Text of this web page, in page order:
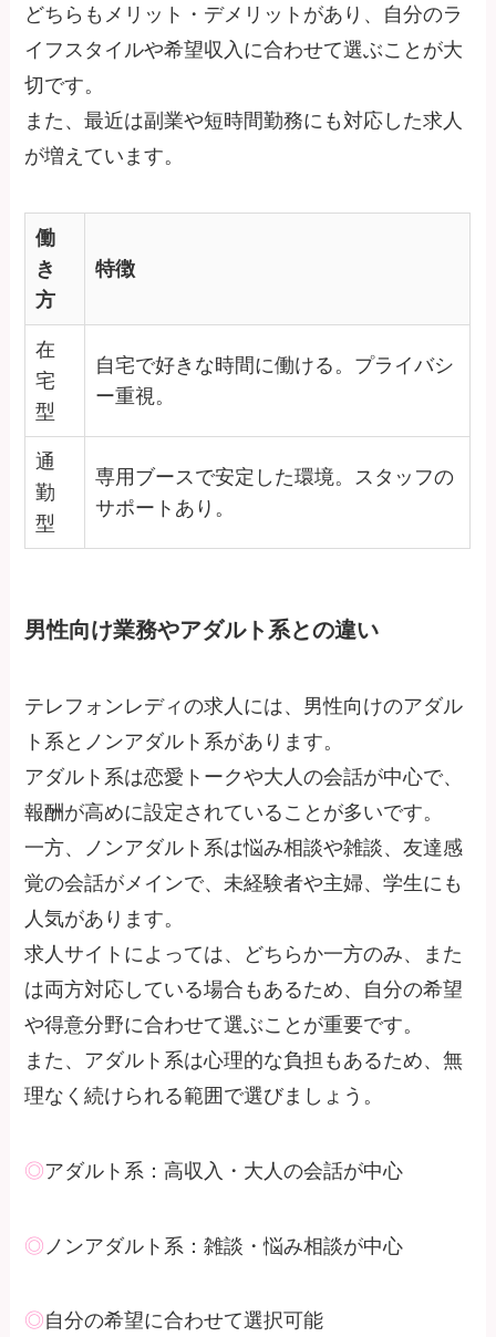
どちらもメリット・デメリットがあり、自分のラ
イフスタイルや希望収入に合わせて選ぶことが大
切です。
また、最近は副業や短時間勤務にも対応した求人
が増えています。
働
き
方
特徴
在
宅
型
自宅で好きな時間に働ける。プライバシ
ー重視。
通
勤
型
専用ブースで安定した環境。スタッフの
サポートあり。
男性向け業務やアダルト系との違い
テレフォンレディの求人には、男性向けのアダル
ト系とノンアダルト系があります。
アダルト系は恋愛トークや大人の会話が中心で、
報酬が高めに設定されていることが多いです。
一方、ノンアダルト系は悩み相談や雑談、友達感
覚の会話がメインで、未経験者や主婦、学生にも
人気があります。
求人サイトによっては、どちらか一方のみ、また
は両方対応している場合もあるため、自分の希望
や得意分野に合わせて選ぶことが重要です。
また、アダルト系は心理的な負担もあるため、無
理なく続けられる範囲で選びましょう。
◎アダルト系：高収入・大人の会話が中心
◎ ノンアダルト系：雑談・悩み相談が中心
◎自分の希望に合わせて選択可能